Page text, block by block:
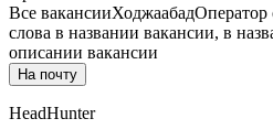
Все вакансииХоджаабадОператор
слова в названии вакансии, в
описании вакансии
На почту
HeadHunter